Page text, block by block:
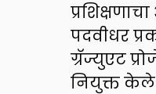
पदवीधर
ग्रॅज्युएट
नियुक्त केले